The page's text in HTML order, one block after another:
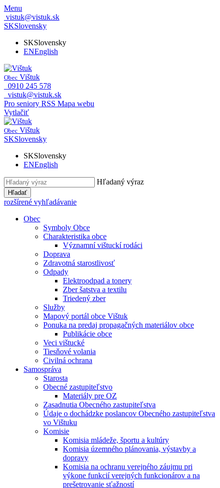
Menu
vistuk@vistuk.sk
SKSlovensky
SKSlovensky
ENEnglish
Obec Vištuk
0910 245 578
vistuk@vistuk.sk
Pro seniory RSS Mapa webu
Vytlačiť
Obec Vištuk
SKSlovensky
SKSlovensky
ENEnglish
Hľadaný výraz
Hľadať
rozšírené vyhľadávanie
Obec
Symboly Obce
Charakteristika obce
Významní vištuckí rodáci
Doprava
Zdravotná starostlivosť
Odpady
Elektroodpad a tonery
Zber šatstva a textilu
Triedený zber
Služby
Mapový portál obce Vištuk
Ponuka na predaj propagačných materiálov obce
Publikácie obce
Veci vištucké
Tiesňové volania
Civilná ochrana
Samospráva
Starosta
Obecné zastupiteľstvo
Materiály pre OZ
Zasadnutia Obecného zastupiteľstva
Údaje o dochádzke poslancov Obecného zastupiteľstva
vo Vištuku
Komisie
Komisia mládeže, športu a kultúry
Komisia územného plánovania, výstavby a
dopravy
Komisia na ochranu verejného záujmu pri
výkone funkcií verejných funkcionárov a na
prešetrovanie sťažností